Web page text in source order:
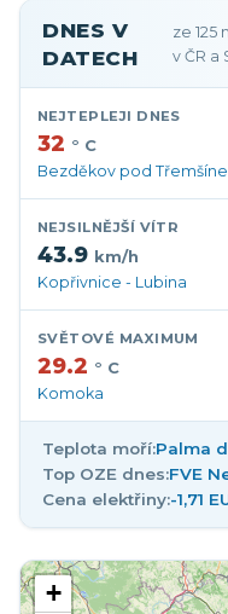
DNES V
DATECH
ze 125
v ČR a
NEJTEPLEJI DNES
32 ° C
Bezděkov pod
NEJSILNĚJŠÍ VÍTR
43.9 km/h
Kopřivnice - Lubina
SVĚTOVÉ MAXIMUM
29.2 ° C
Komoka
Teplota moří:Palma
Top OZE dnes:FVE
Cena elektřiny:-1,71
+